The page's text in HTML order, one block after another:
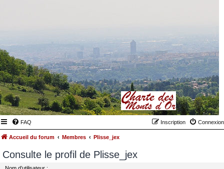
FAQ Connexion
Inscription
Accueil du forum Membres Plisse_jex
Consulte le profil de Plisse_jex